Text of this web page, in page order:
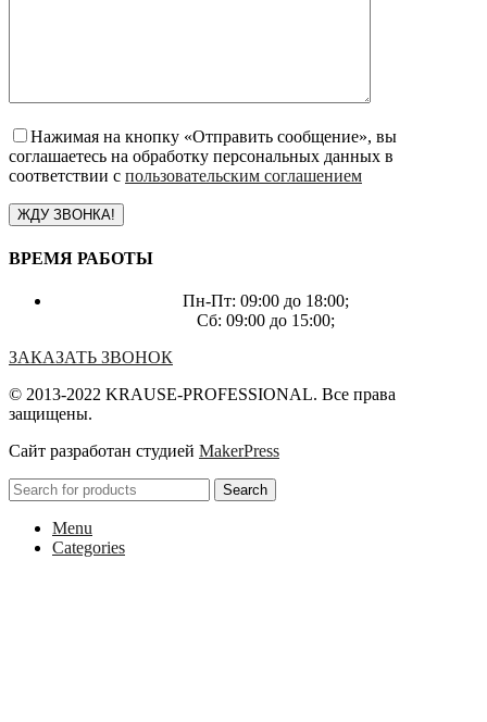
Нажимая на кнопку «Отправить сообщение», вы
соглашаетесь на обработку персональных данных в
соответствии с пользовательским соглашением
ВРЕМЯ РАБОТЫ
Пн-Пт: 09:00 до 18:00;
Сб: 09:00 до 15:00;
ЗАКАЗАТЬ ЗВОНОК
© 2013-2022 KRAUSE-PROFESSIONAL. Все права
защищены.
Сайт разработан студией MakerPress
Search
Menu
Categories